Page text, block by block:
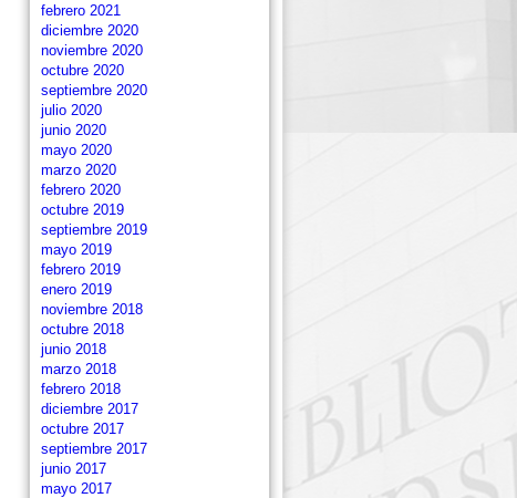
febrero 2021
diciembre 2020
noviembre 2020
octubre 2020
septiembre 2020
julio 2020
junio 2020
mayo 2020
marzo 2020
febrero 2020
octubre 2019
septiembre 2019
mayo 2019
febrero 2019
enero 2019
noviembre 2018
octubre 2018
junio 2018
marzo 2018
febrero 2018
diciembre 2017
octubre 2017
septiembre 2017
junio 2017
mayo 2017